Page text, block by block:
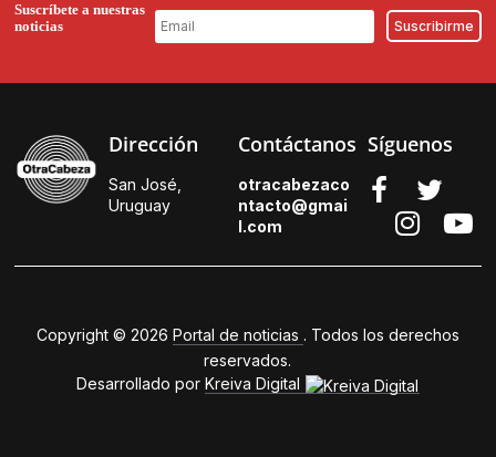
Suscríbete a nuestras
noticias
Dirección
San José,
Uruguay
Contáctanos
otracabezaco
ntacto@gmai
l.com
Síguenos
Copyright © 2026 Portal de noticias . Todos los derechos
reservados.
Desarrollado porKreiva Digital